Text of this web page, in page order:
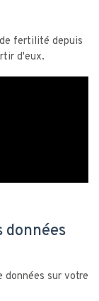
fertilité depuis
d'eux.
données
données sur votre